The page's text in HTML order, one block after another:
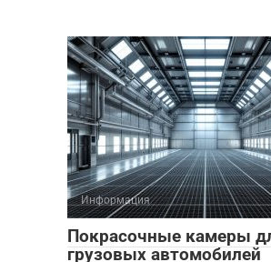
Информация
Покрасочные камеры
грузовых автомобилей